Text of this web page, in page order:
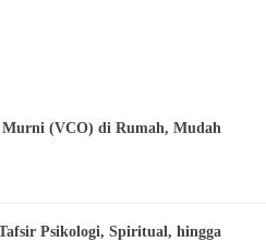
(VCO) di Rumah, Mudah
Psikologi, Spiritual, hingga